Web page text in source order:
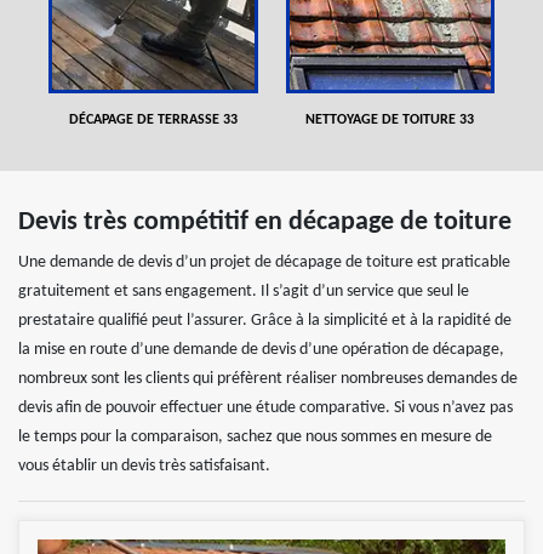
DÉCAPAGE DE TERRASSE 33 NETTOYAGE DE TOITURE 33
Devis très compétitif en décapage de toiture
Une demande de devis d’un projet de décapage de toiture est praticable
gratuitement et sans engagement. Il s’agit d’un service que seul le
prestataire qualifié peut l’assurer. Grâce à la simplicité et à la rapidité de
la mise en route d’une demande de devis d’une opération de décapage,
nombreux sont les clients qui préfèrent réaliser nombreuses demandes de
devis afin de pouvoir effectuer une étude comparative. Si vous n’avez pas
le temps pour la comparaison, sachez que nous sommes en mesure de
vous établir un devis très satisfaisant.